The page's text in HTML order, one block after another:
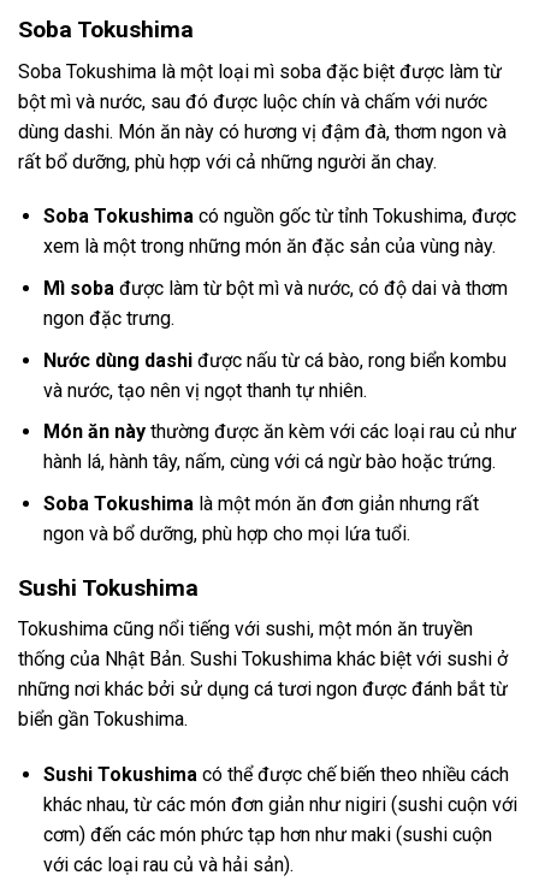
Soba Tokushima
Soba Tokushima là một loại mì soba đặc biệt được làm từ
bột mì và nước, sau đó được luộc chín và chấm với nước
dùng dashi. Món ăn này có hương vị đậm đà, thơm ngon và
rất bổ dưỡng, phù hợp với cả những người ăn chay.
Soba Tokushimacó nguồn gốc từ tỉnh Tokushima, được
xem là một trong những món ăn đặc sản của vùng này.
Mì sobađược làm từ bột mì và nước, có độ dai và thơm
ngon đặc trưng.
Nước dùng dashiđược nấu từ cá bào, rong biển kombu
và nước, tạo nên vị ngọt thanh tự nhiên.
Món ăn nàythường được ăn kèm với các loại rau củ như
hành lá, hành tây, nấm, cùng với cá ngừ bào hoặc trứng.
Soba Tokushima là một món ăn đơn giản nhưng rất
ngon và bổ dưỡng, phù hợp cho mọi lứa tuổi.
Sushi Tokushima
Tokushima cũng nổi tiếng với sushi, một món ăn truyền
thống của Nhật Bản. Sushi Tokushima khác biệt với sushi ở
những nơi khác bởi sử dụng cá tươi ngon được đánh bắt từ
biển gần Tokushima.
Sushi Tokushimacó thể được chế biến theo nhiều cách
khác nhau, từ các món đơn giản như nigiri (sushi cuộn với
cơm) đến các món phức tạp hơn như maki (sushi cuộn
với các loại rau củ và hải sản).